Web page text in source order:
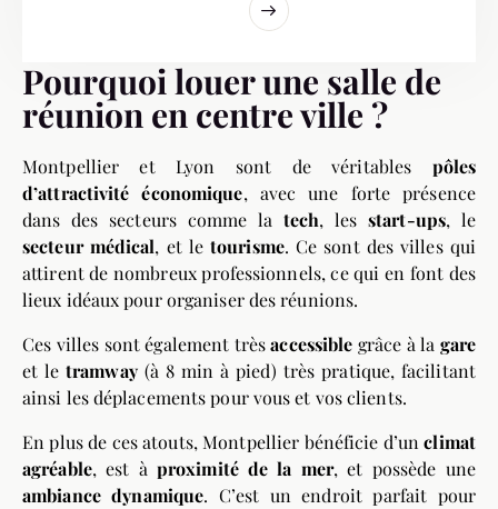
Pourquoi louer une salle de
réunion en centre ville ?
Montpellier et Lyon sont de véritables pôles
d’attractivité économique, avec une forte présence
dans des secteurs comme la tech, lesstart-ups, le
secteur médical, et letourisme. Ce sont des villes qui
attirent de nombreux professionnels, ce qui en font des
lieux idéaux pour organiser des réunions.
Ces villes sont également trèsaccessible grâce à la gare
et le tramway(à 8 min à pied) très pratique, facilitant
ainsi les déplacements pour vous et vos clients.
En plus de ces atouts, Montpellier bénéficie d’unclimat
agréable, est à proximité de la mer, et possède une
ambiance dynamique. C’est un endroit parfait pour